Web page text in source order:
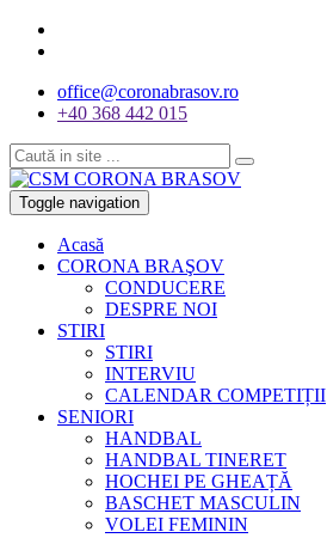
office@coronabrasov.ro
+40 368 442 015
Toggle navigation
Acasă
CORONA BRAŞOV
CONDUCERE
DESPRE NOI
STIRI
STIRI
INTERVIU
CALENDAR COMPETIȚII
SENIORI
HANDBAL
HANDBAL TINERET
HOCHEI PE GHEAȚĂ
BASCHET MASCULIN
VOLEI FEMININ